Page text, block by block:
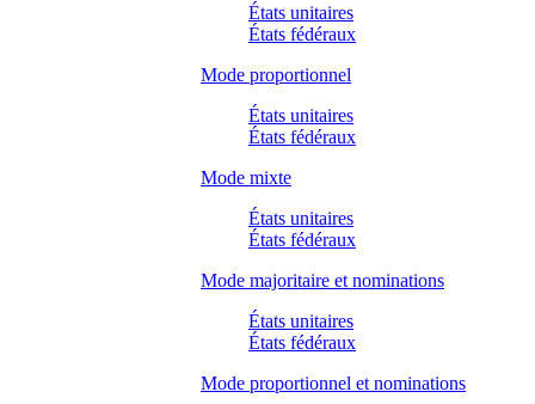
États unitaires
États fédéraux
Mode proportionnel
États unitaires
États fédéraux
Mode mixte
États unitaires
États fédéraux
Mode majoritaire et nominations
États unitaires
États fédéraux
Mode proportionnel et nominations